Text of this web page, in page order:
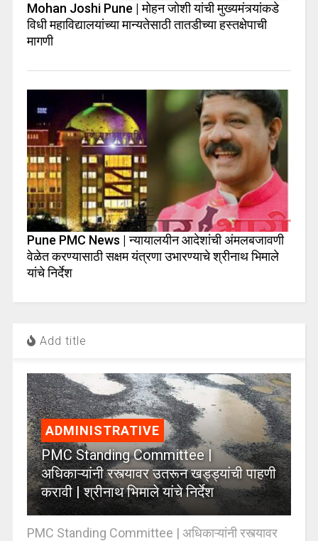
Mohan Joshi Pune | मोहन जोशी यांची मुख्यमंत्र्यांकडे
विधी महाविद्यालयांच्या मान्यतेसाठी तातडीच्या हस्तक्षेपाची
मागणी
Pune PMC News | न्यायालयीन आदेशांची अंमलबजावणी
वेळेत करण्यासाठी सक्षम यंत्रणा उभारण्याचे श्रीनाथ भिमाले
यांचे निर्देश
Add title
ADMINISTRATIVE
PMC Standing Committee |
अधिकाऱ्यांनी रस्त्यावर उतरून खड्ड्यांची पाहणी
करावी | श्रीनाथ भिमाले यांचे निर्देश
PMC Standing Committee | अधिकाऱ्यांनी रस्त्यावर